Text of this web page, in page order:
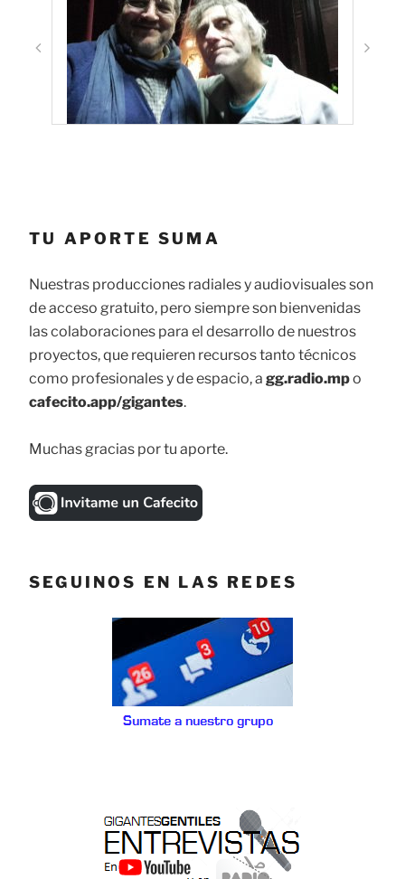
TU APORTE SUMA
Nuestras producciones radiales y audiovisuales son
de acceso gratuito, pero siempre son bienvenidas
las colaboraciones para el desarrollo de nuestros
proyectos, que requieren recursos tanto técnicos
como profesionales y de espacio, a gg.radio.mpo
cafecito.app/gigantes.
Muchas gracias por tu aporte.
SEGUINOS EN LAS REDES